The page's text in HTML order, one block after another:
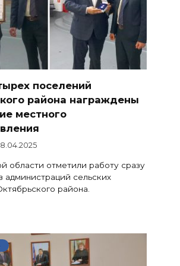
поселений
района награждены
местного
области отметили работу сразу
администраций сельских
района.